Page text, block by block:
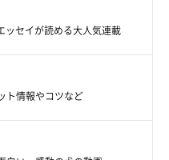
ッセイが読める大人気連載
ト情報やコツなど